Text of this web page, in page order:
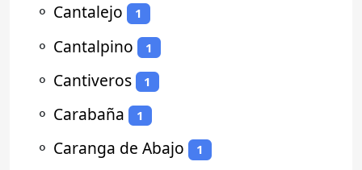
⚬ Cantalejo 1
⚬ Cantalpino 1
⚬ Cantiveros 1
⚬ Carabaña 1
⚬ Caranga de Abajo 1